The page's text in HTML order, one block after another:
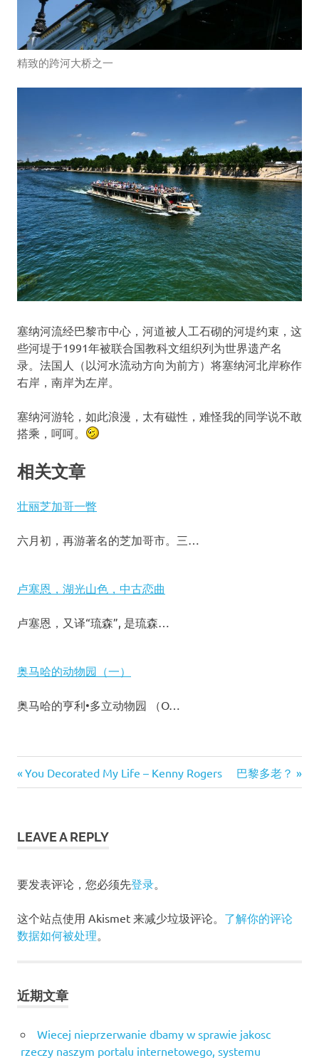
精致的跨河大桥之一
塞纳河流经巴黎市中心，河道被人工石砌的河堤约束，这
些河堤于1991年被联合国教科文组织列为世界遗产名
录。法国人（以河水流动方向为前方）将塞纳河北岸称作
右岸，南岸为左岸。
塞纳河游轮，如此浪漫，太有磁性，难怪我的同学说不敢
搭乘，呵呵。
相关文章
壮丽芝加哥一瞥
六月初，再游著名的芝加哥市。三…
卢塞恩，湖光山色，中古恋曲
卢塞恩，又译“琉森”, 是琉森…
奥马哈的动物园（一）
奥马哈的亨利•多立动物园 （O…
Seine
河
文
航
Previous
Post:
You Decorated My Life – Kenny Rogers
Next
Post:
巴黎多老？
LEAVE A REPLY
要发表评论，您必须先登录。
这个站点使用 Akismet 来减少垃圾评论。 了解你的评论
数据如何被处理。
近期文章
Wiecej nieprzerwanie dbamy w sprawie jakosc
rzeczy naszym portalu internetowego, systemu